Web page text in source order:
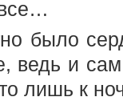
было
ведь и
лишь к